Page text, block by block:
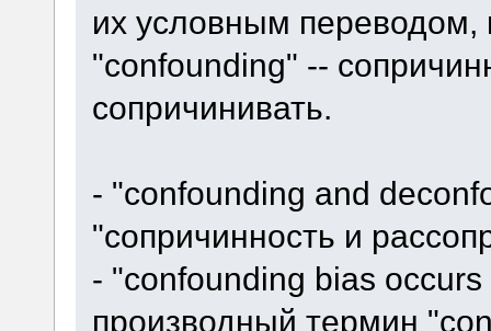
их условным переводом,
"confounding" --
сопричинивать.
- "confounding and
"сопричинность и
- "confounding bias occurs
производный термин